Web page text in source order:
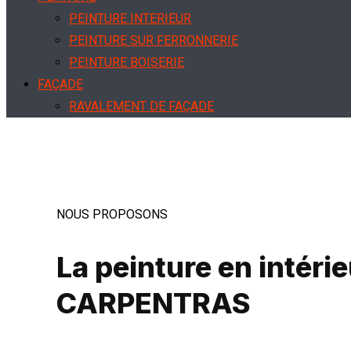
PEINTURE INTERIEUR
PEINTURE SUR FERRONNERIE
PEINTURE BOISERIE
FAÇADE
RAVALEMENT DE FAÇADE
NOUS PROPOSONS
La peinture en
CARPENTRAS